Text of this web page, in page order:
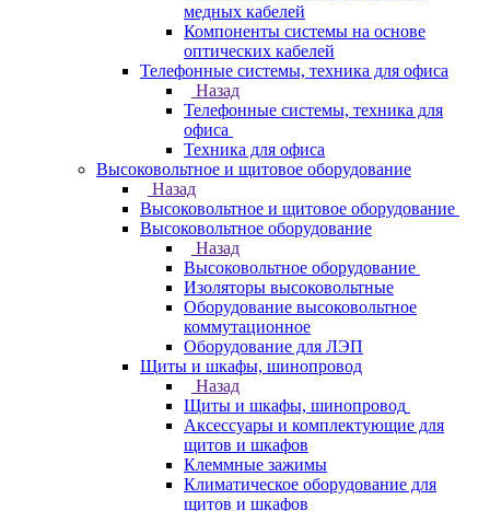
медных кабелей
Компоненты системы на основе
оптических кабелей
Телефонные системы, техника для офиса
Назад
Телефонные системы, техника для
офиса
Техника для офиса
Высоковольтное и щитовое оборудование
Назад
Высоковольтное и щитовое оборудование
Высоковольтное оборудование
Назад
Высоковольтное оборудование
Изоляторы высоковольтные
Оборудование высоковольтное
коммутационное
Оборудование для ЛЭП
Щиты и шкафы, шинопровод
Назад
Щиты и шкафы, шинопровод
Аксессуары и комплектующие для
щитов и шкафов
Клеммные зажимы
Климатическое оборудование для
щитов и шкафов